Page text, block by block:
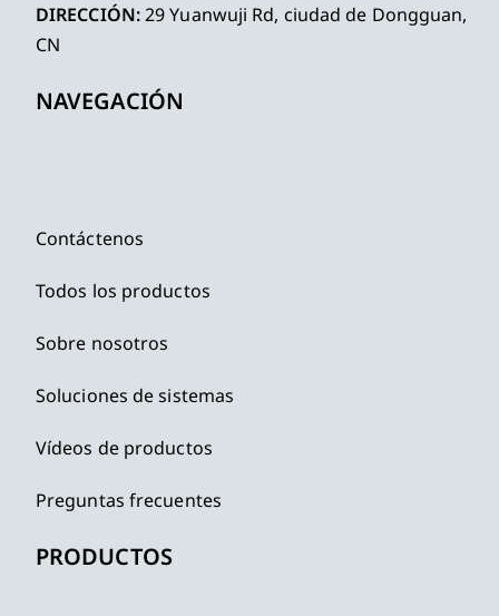
DIRECCIÓN:29 Yuanwuji Rd, ciudad de Dongguan,
CN
NAVEGACIÓN
Contáctenos
Todos los productos
Sobre nosotros
Soluciones de sistemas
Vídeos de productos
Preguntas frecuentes
PRODUCTOS